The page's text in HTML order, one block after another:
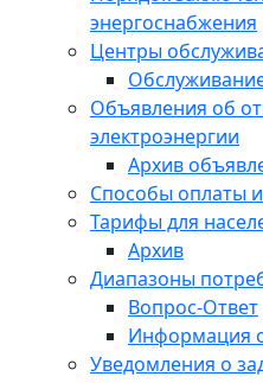
энергоснабжения
Центры
Объявления об
электроэнергии
Архив
Способы оплаты
Тарифы для
Архив
Диапазоны
Вопрос-Ответ
Информация
Уведомления о